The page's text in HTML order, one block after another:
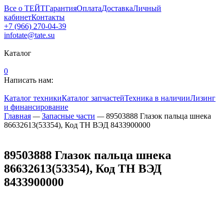
Все о ТЕЙТГарантияОплатаДоставкаЛичный
кабинетКонтакты
+7 (966) 270-04-39
infotate@tate.su
Каталог
0
Написать нам:
Каталог техникиКаталог запчастейТехника в наличииЛизинг
и финансирование
Главная — Запасные части — 89503888 Глазок пальца шнека
86632613(53354), Код ТН ВЭД 8433900000
89503888 Глазок пальца шнека
86632613(53354), Код ТН ВЭД
8433900000